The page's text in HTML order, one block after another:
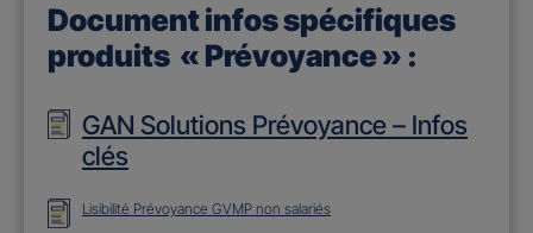
Document infos spécifiques
produits « Prévoyance » :
GAN Solutions Prévoyance – Infos
clés
Lisibilité Prévoyance GVMP non salariés